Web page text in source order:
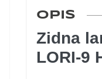
OPIS
Zidna
LORI-9